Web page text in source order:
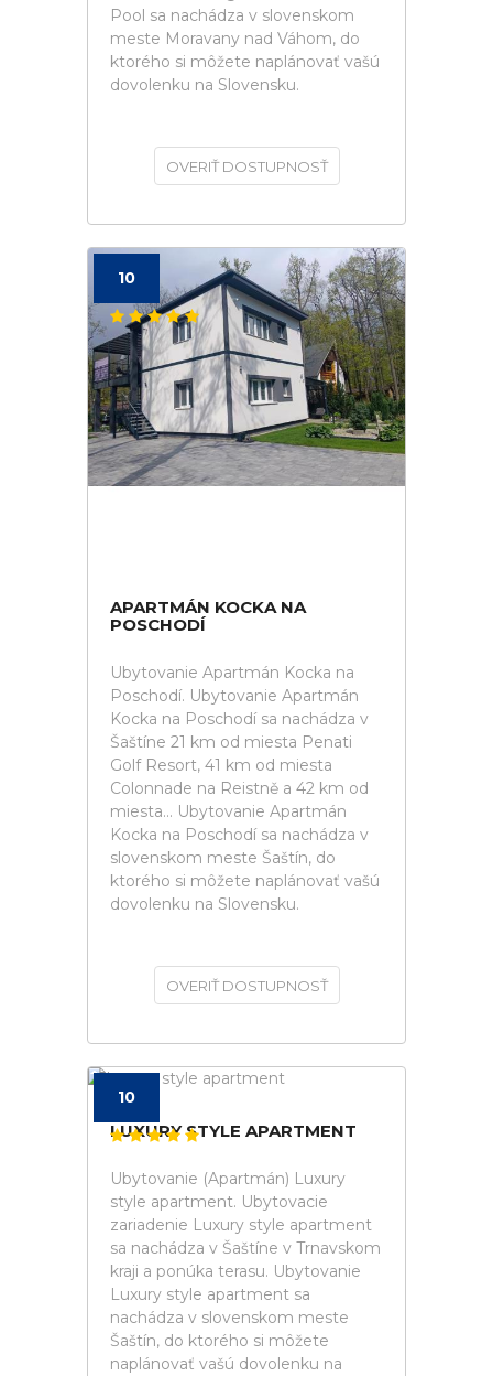
Pool sa nachádza v slovenskom
meste Moravany nad Váhom, do
ktorého si môžete naplánovať vašú
dovolenku na Slovensku.
OVERIŤ DOSTUPNOSŤ
10
APARTMÁN KOCKA NA
POSCHODÍ
Ubytovanie Apartmán Kocka na
Poschodí. Ubytovanie Apartmán
Kocka na Poschodí sa nachádza v
Šaštíne 21 km od miesta Penati
Golf Resort, 41 km od miesta
Colonnade na Reistně a 42 km od
miesta... Ubytovanie Apartmán
Kocka na Poschodí sa nachádza v
slovenskom meste Šaštín, do
ktorého si môžete naplánovať vašú
dovolenku na Slovensku.
OVERIŤ DOSTUPNOSŤ
10
LUXURY STYLE APARTMENT
Ubytovanie (Apartmán) Luxury
style apartment. Ubytovacie
zariadenie Luxury style apartment
sa nachádza v Šaštíne v Trnavskom
kraji a ponúka terasu. Ubytovanie
Luxury style apartment sa
nachádza v slovenskom meste
Šaštín, do ktorého si môžete
naplánovať vašú dovolenku na